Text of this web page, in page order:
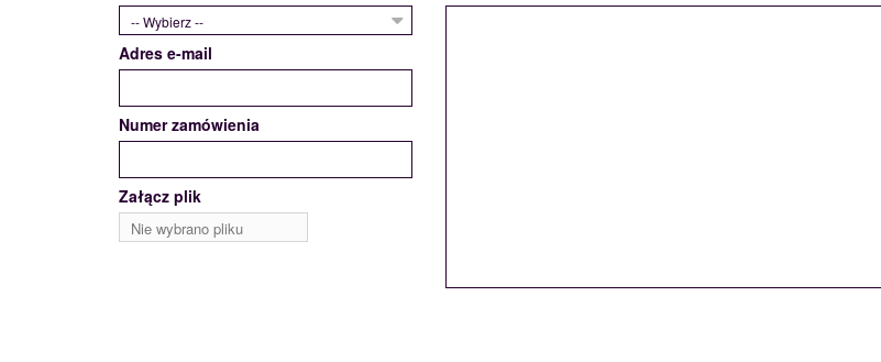
-- Wybierz --
Adres e-mail
Numer zamówienia
Załącz plik
Nie wybrano pliku